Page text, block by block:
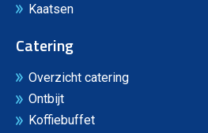
Kaatsen
Catering
Overzicht catering
Ontbijt
Koffiebuffet